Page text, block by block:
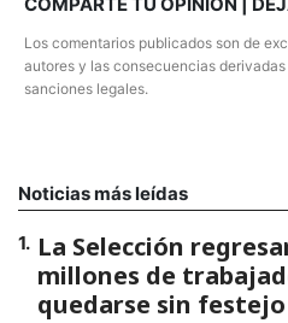
Los comentarios publicados son de
autores y las consecuencias
sanciones legales.
Noticias más leídas
1. La Selección
millones de
quedarse sin festejo